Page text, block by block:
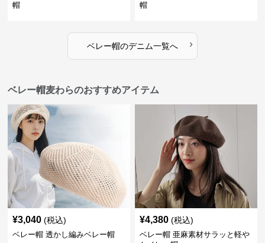
帽
帽
ベレー帽のデニム一覧へ ›
ベレー帽麦わらのおすすめアイテム
¥3,040 (税込)
ベレー帽 透かし編みベレー帽
¥4,380 (税込)
ベレー帽 亜麻素材サラッと軽や